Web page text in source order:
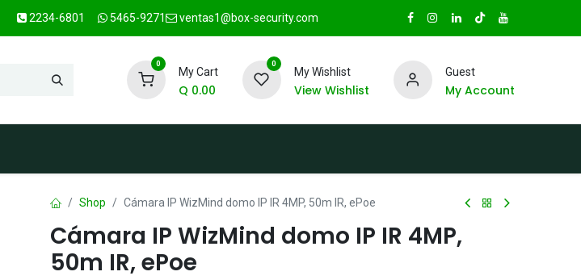
2234-6801 5465-9271 ventas1@box-security.com
0
My Cart
Q 0.00
0
My Wishlist
View Wishlist
Guest
My Account
Shop Cámara IP WizMind domo IP IR 4MP, 50m IR, ePoe
Cámara IP WizMind domo IP IR 4MP,
50m IR, ePoe